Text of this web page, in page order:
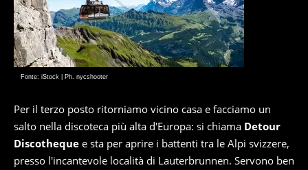
Fonte: iStock | Ph. nycshooter
Per il terzo posto ritorniamo vicino casa e facciamo un
salto nella discoteca più alta d'Europa: si chiama Detour
Discotheque e sta per aprire i battenti tra le Alpi svizzere,
presso l'incantevole località di Lauterbrunnen. Servono ben